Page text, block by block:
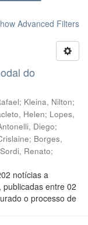
Advanced Filters
do
; Kleina, Nilton;
Helen; Lopes,
Diego;
; Borges,
Sordi, Renato;
notícias a
publicadas entre 02
o processo de